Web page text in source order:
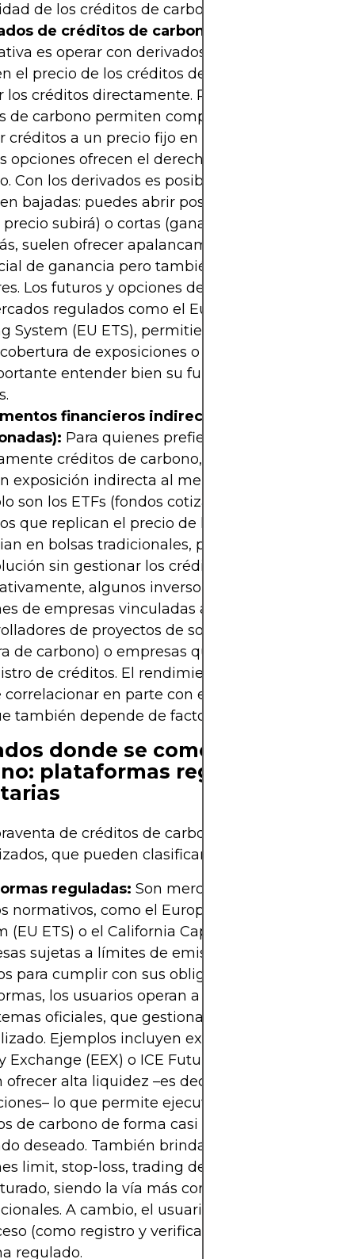
de los créditos de carbono.
de créditos de carbono (futuros,
es operar con derivados financieros cuyo
el precio de los créditos de carbono, sin
los créditos directamente. Por ejemplo, los
de carbono permiten comprometerse a
créditos a un precio fijo en una fecha futura,
opciones ofrecen el derecho (no la obligación)
Con los derivados es posible ganar tanto en
bajadas: puedes abrir posiciones largas
subirá) o cortas (ganando si el precio baja).
suelen ofrecer apalancamiento, lo que
de ganancia pero también el riesgo de
Los futuros y opciones de carbono están
regulados como el European Union
System (EU ETS), permitiendo estrategias
de exposiciones o especulación con
entender bien su funcionamiento antes
financieros indirectos (ETFs y acciones
Para quienes prefieren no manejar
créditos de carbono, existen productos
exposición indirecta al mercado de carbono. Un
son los ETFs (fondos cotizados) de carbono,
que replican el precio de los créditos en el EU
en bolsas tradicionales, permitiendo
sin gestionar los créditos directamente.
algunos inversores podrían optar por
de empresas vinculadas al mercado de
de proyectos de sostenibilidad
de carbono) o empresas que participan en la
de créditos. El rendimiento de estas
correlacionar en parte con el de los créditos de
también depende de factores propios de cada
donde se comercian
plataformas reguladas vs
de créditos de carbono ocurre en
que pueden clasificarse en dos tipos
reguladas: Son mercados administrados
normativos, como el European Union
(EU ETS) o el California Cap-and-Trade
sujetas a límites de emisiones compran y
para cumplir con sus obligaciones. En estas
los usuarios operan a través de cuentas
oficiales, que gestionan un libro de órdenes
Ejemplos incluyen exchanges como la
Exchange (EEX) o ICE Futures Europe. Estas
ofrecer alta liquidez –es decir, gran volumen de
lo que permite ejecutar compras o ventas
de carbono de forma casi instantánea al
deseado. También brindan herramientas
limit, stop-loss, trading de futuros, etc.) y un
siendo la vía más común para
A cambio, el usuario debe cumplir con
(como registro y verificación) y operar dentro
regulado.